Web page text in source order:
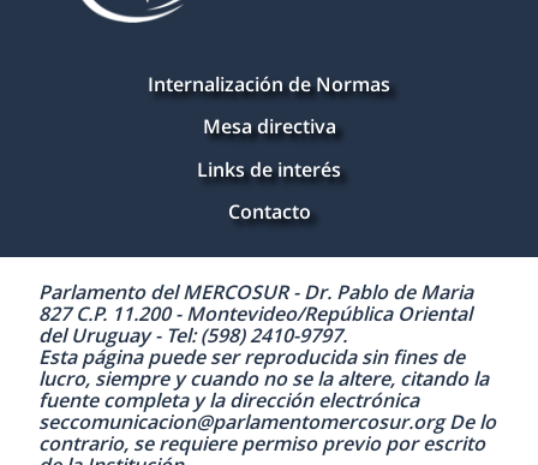
Internalización de Normas
Mesa directiva
Links de interés
Contacto
Parlamento del MERCOSUR - Dr. Pablo de Maria
827 C.P. 11.200 - Montevideo/República Oriental
del Uruguay - Tel: (598) 2410-9797.
Esta página puede ser reproducida sin fines de
lucro, siempre y cuando no se la altere, citando la
fuente completa y la dirección electrónica
seccomunicacion@parlamentomercosur.org De lo
contrario, se requiere permiso previo por escrito